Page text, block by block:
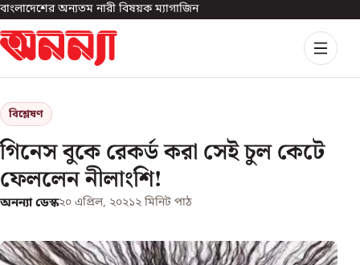
বাংলাদেশের অন্যতম নারী বিষয়ক ম্যাগাজিন
বিশ্লেষণ
গিনেস বুকে রেকর্ড করা সেই চুল কেটে
ফেললেন নীলাংশি!
অনন্যা ডেস্ক২০ এপ্রিল, ২০২১২ মিনিট পাঠ